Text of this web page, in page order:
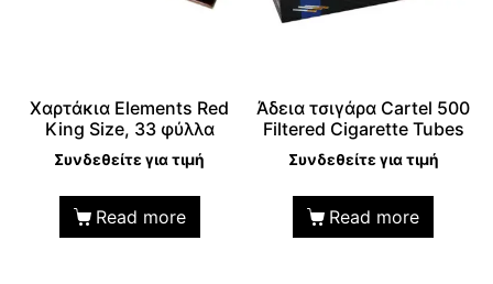
Χαρτάκια Elements Red
King Size, 33 φύλλα
Συνδεθείτε για τιμή
Read more
Άδεια τσιγάρα Cartel 500
Filtered Cigarette Tubes
Συνδεθείτε για τιμή
Read more